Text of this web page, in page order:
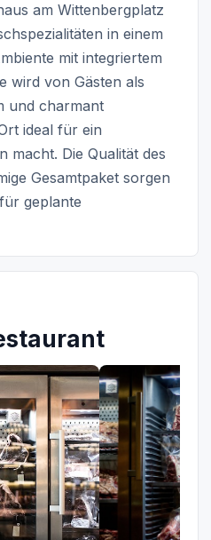
am Wittenbergplatz
in einem
mit integriertem
wird von Gästen als
und charmant
ideal für ein
macht. Die Qualität des
Gesamtpaket sorgen
geplante